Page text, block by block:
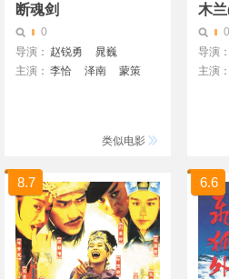
断魂剑
0
导演： 赵锐勇
晁巍
主演： 李恰 泽南
蒙策
类似电影
木
0
导演
主演
8.7 6.6